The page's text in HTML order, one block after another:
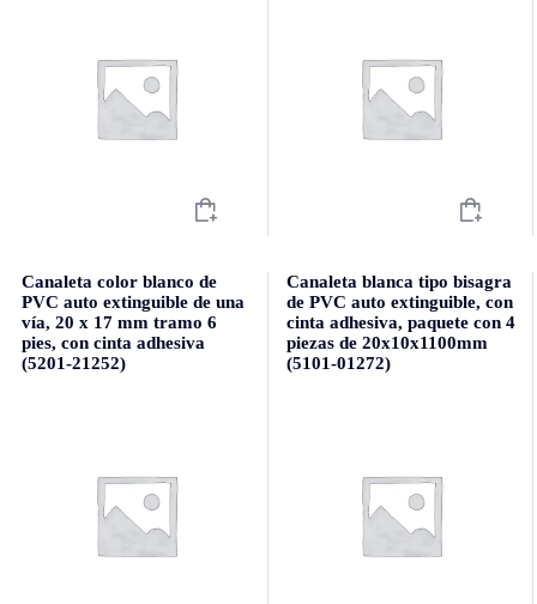
Canaleta color blanco de
PVC auto extinguible de una
vía, 20 x 17 mm tramo 6
pies, con cinta adhesiva
(5201-21252)
Canaleta blanca tipo bisagra
de PVC auto extinguible, con
cinta adhesiva, paquete con 4
piezas de 20x10x1100mm
(5101-01272)